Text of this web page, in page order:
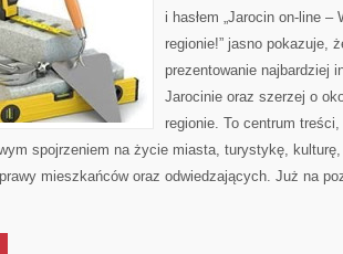
i hasłem „Jarocin on-line
regionie!” jasno pokazuje,
prezentowanie najbardziej
Jarocinie oraz szerzej o
regionie. To centrum
spojrzeniem na życie miasta, turystykę,
mieszkańców oraz odwiedzających. Już na